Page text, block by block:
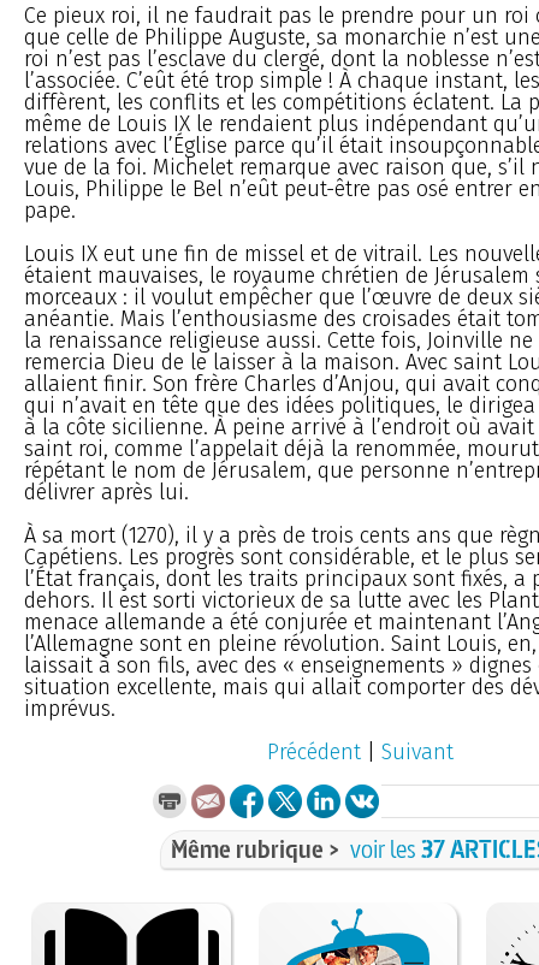
Ce pieux roi, il ne faudrait pas le prendre pour un roi
que celle de Philippe Auguste, sa monarchie n’est
roi n’est pas l’esclave du clergé, dont la noblesse
l’associée. C’eût été trop simple ! À chaque instant,
diffèrent, les conflits et les compétitions éclatent. La
même de Louis IX le rendaient plus indépendant
relations avec l’Église parce qu’il était
vue de la foi. Michelet remarque avec raison que, s’il
Louis, Philippe le Bel n’eût peut-être pas osé entrer
pape.
Louis IX eut une fin de missel et de vitrail. Les
étaient mauvaises, le royaume chrétien de Jérusalem
morceaux : il voulut empêcher que l’œuvre de deux
anéantie. Mais l’enthousiasme des croisades était
la renaissance religieuse aussi. Cette fois, Joinville
remercia Dieu de le laisser à la maison. Avec saint
allaient finir. Son frère Charles d’Anjou, qui avait
qui n’avait en tête que des idées politiques, le
à la côte sicilienne. À peine arrivé à l’endroit où
saint roi, comme l’appelait déjà la renommée,
répétant le nom de Jérusalem, que personne
délivrer après lui.
À sa mort (1270), il y a près de trois cents ans que
Capétiens. Les progrès sont considérable, et le plus
l’État français, dont les traits principaux sont fixés, a
dehors. Il est sorti victorieux de sa lutte avec les
menace allemande a été conjurée et maintenant
l’Allemagne sont en pleine révolution. Saint Louis,
laissait à son fils, avec des « enseignements »
situation excellente, mais qui allait comporter des
imprévus.
Précédent
Suivant
Même rubrique > voir les37